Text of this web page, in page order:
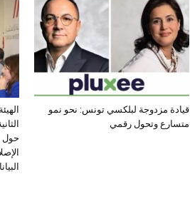
حول
قيادة مزدوجة لبلكسي تونس: نحو نمو
متسارع وتحول رقمي